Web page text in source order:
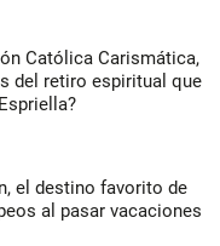
Católica Carismática,
del retiro espiritual que
el destino favorito de
al pasar vacaciones